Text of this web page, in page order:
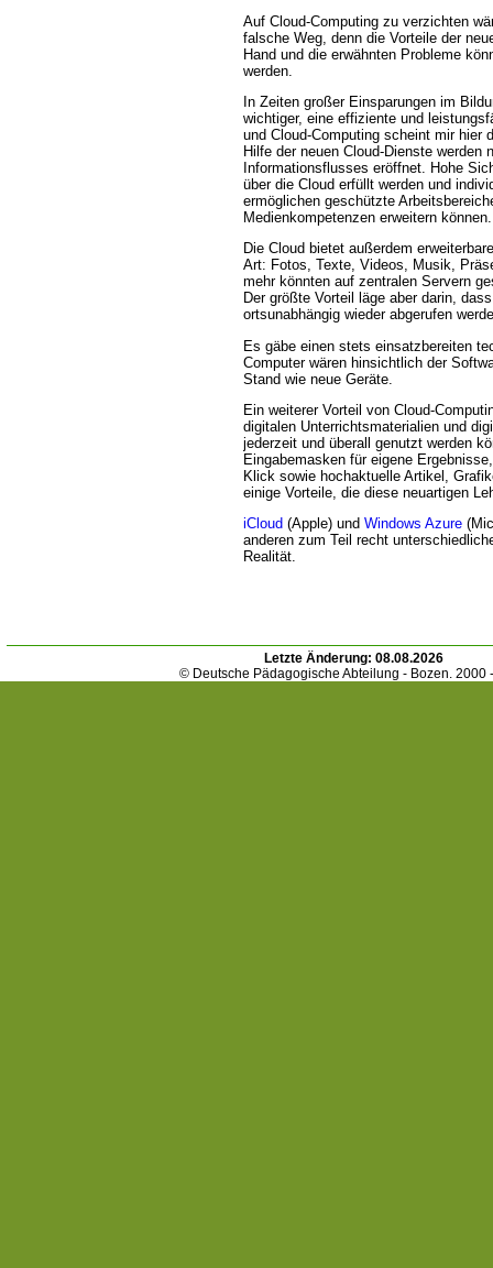
Auf Cloud-Computing zu verzichten
falsche Weg, denn die Vorteile der
Hand und die erwähnten Probleme
werden.
In Zeiten großer Einsparungen im
wichtiger, eine effiziente und
und Cloud-Computing scheint mir hier
Hilfe der neuen Cloud-Dienste werden
Informationsflusses eröffnet. Hohe
über die Cloud erfüllt werden und
ermöglichen geschützte
Medienkompetenzen erweitern können.
Die Cloud bietet außerdem
Art: Fotos, Texte, Videos, Musik,
mehr könnten auf zentralen Servern
Der größte Vorteil läge aber darin,
ortsunabhängig wieder abgerufen
Es gäbe einen stets einsatzbereiten
Computer wären hinsichtlich der
Stand wie neue Geräte.
Ein weiterer Vorteil von Cloud-
digitalen Unterrichtsmaterialien und
jederzeit und überall genutzt werden
Eingabemasken für eigene
Klick sowie hochaktuelle Artikel,
einige Vorteile, die diese neuartigen
iCloud (Apple) und Windows Azure
anderen zum Teil recht
Realität.
Letzte Änderung: 08.08.2026
© Deutsche Pädagogische Abteilung - Bozen. 2000